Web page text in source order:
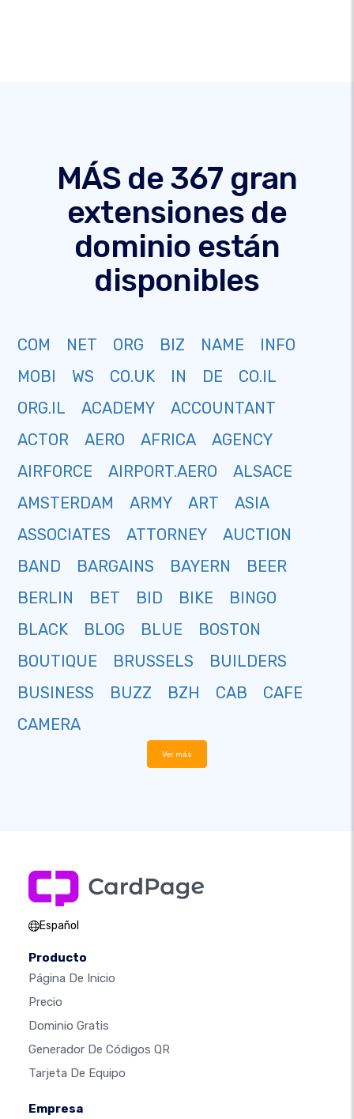
MÁS de 367 gran
extensiones de
dominio están
disponibles
COM NET ORG BIZ NAME
INFO
MOBI
WS CO.UK IN DE
CO.IL
ORG.IL
ACADEMY
ACCOUNTANT
ACTOR
AERO AFRICA
AGENCY
AIRFORCE
AIRPORT.AERO
ALSACE
AMSTERDAM
ARMY ART
ASIA
ASSOCIATES
ATTORNEY
AUCTION
BAND
BARGAINS BAYERN
BEER
BERLIN
BET BID BIKE
BINGO
BLACK
BLOG BLUE
BOSTON
BOUTIQUE
BRUSSELS
BUILDERS
BUSINESS
BUZZ BZH CAB
CAFE
CAMERA
Ver más
Español
Producto
Página De Inicio
Precio
Dominio Gratis
Generador De Códigos QR
Tarjeta De Equipo
Empresa